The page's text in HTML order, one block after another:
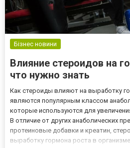
Бізнес новини
Влияние стероидов на
что нужно знать
Как стероиды влияют на выработку
являются популярным классом
которые используются для
В отличие от других анаболических
протеиновые добавки и креатин,
выработку гормона роста в